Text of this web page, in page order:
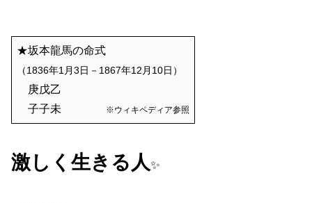
★坂本龍馬の命式
（1836年1月3日－1867年12月10日）
庚戊乙
子子未
※ウィキペディア参照
激しく生きる人✨